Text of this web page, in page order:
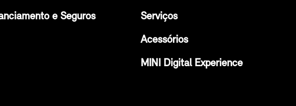
e Seguros Serviços
Acessórios
MINI Digital Experience